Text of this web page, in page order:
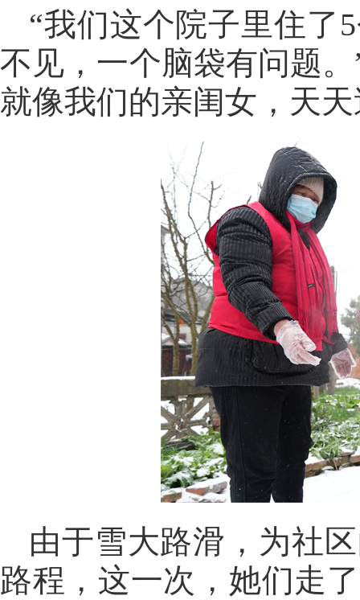
“我们这个院子里住了
不见，一个脑袋有问题
就像我们的亲闺女，天
由于雪大路滑，为社
路程，这一次，她们走